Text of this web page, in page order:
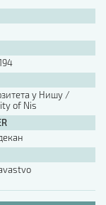
у Нишу /
of Nis